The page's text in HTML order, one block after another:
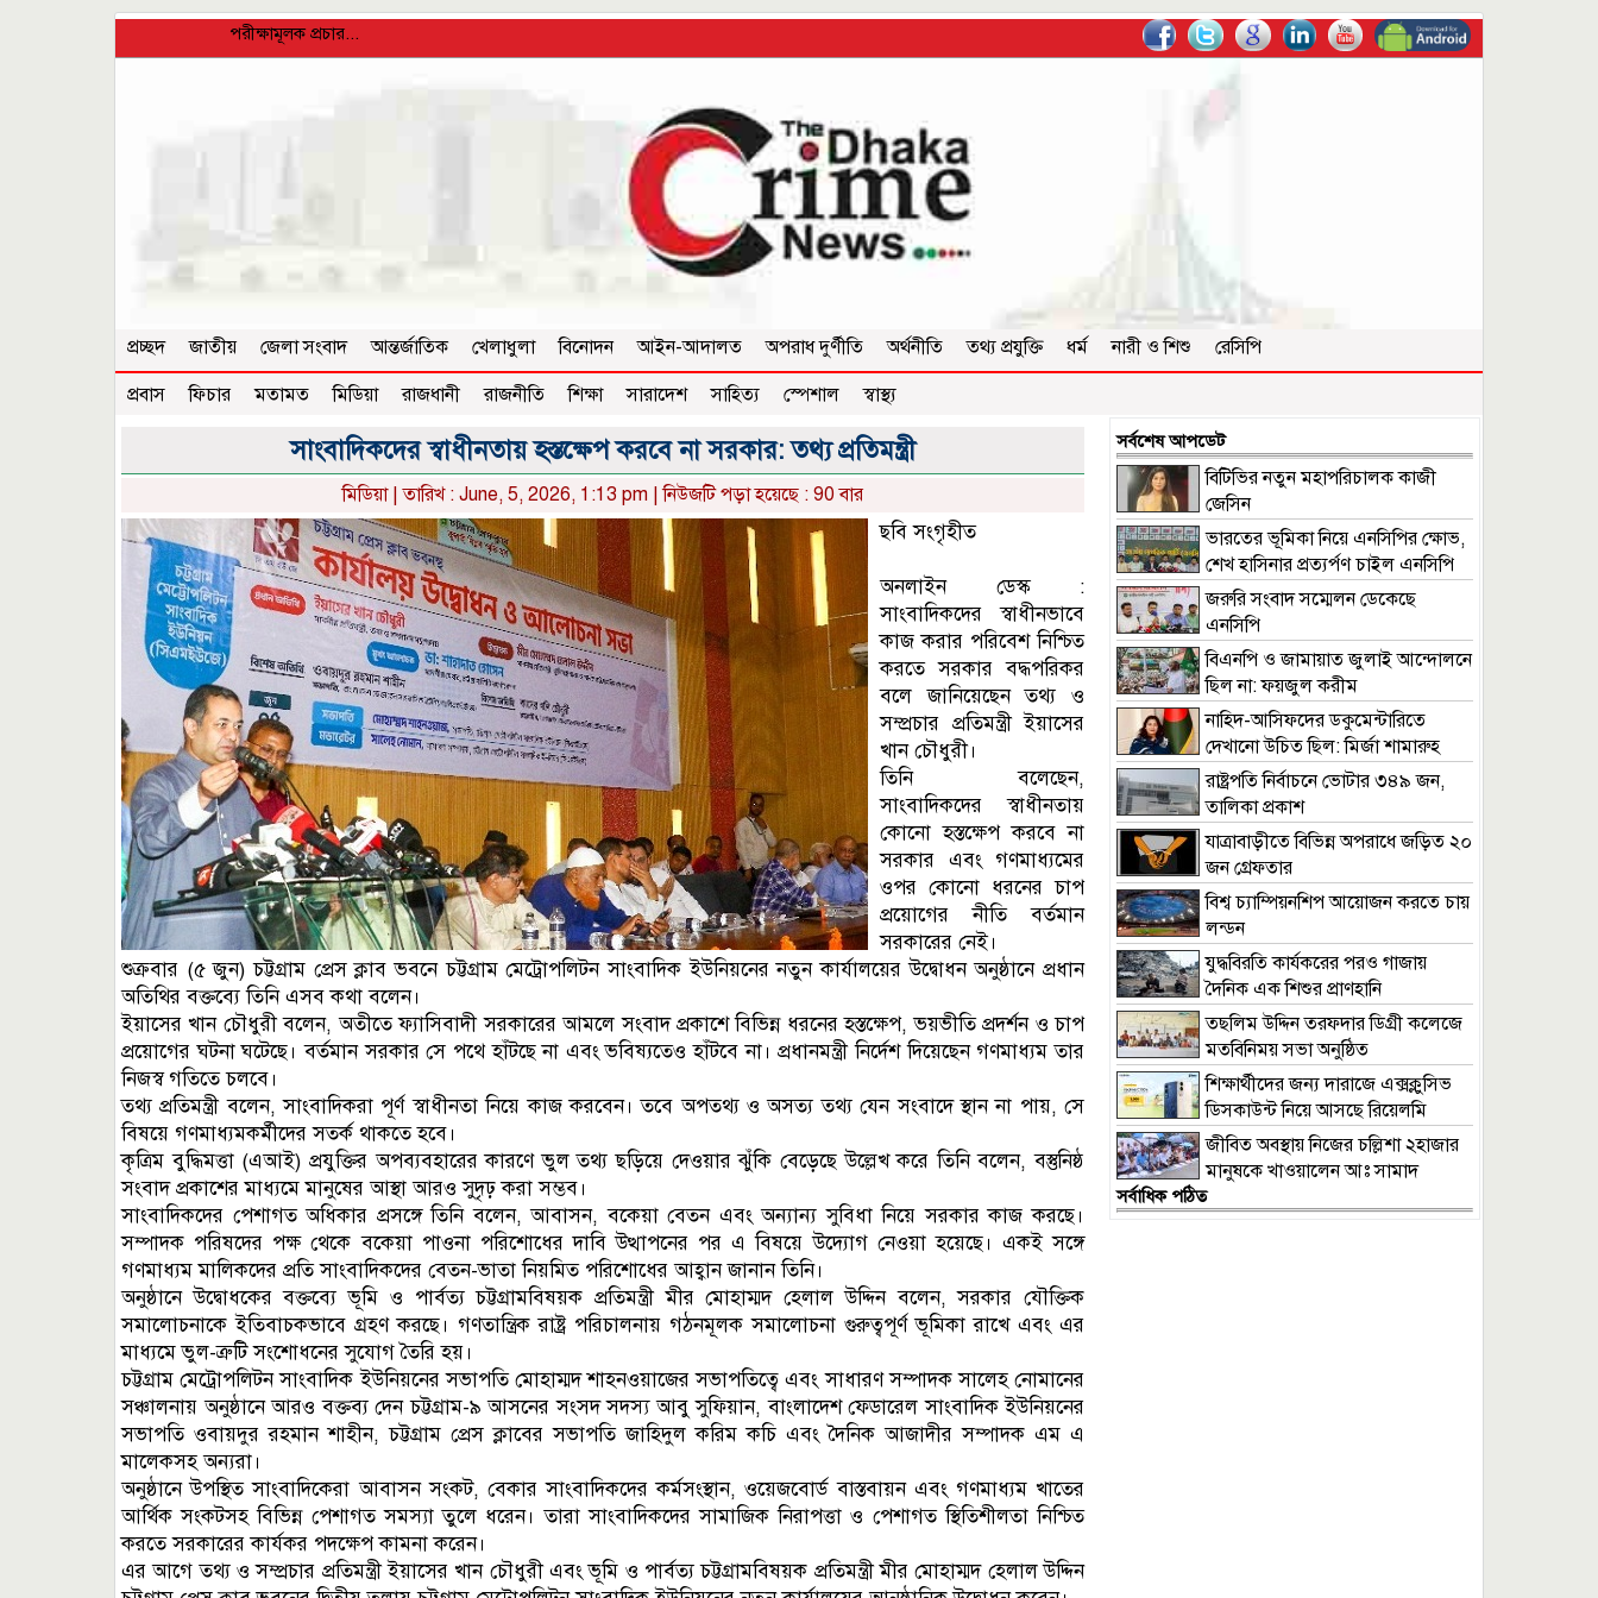
পরীক্ষামূলক প্রচার...
প্রচ্ছদ জাতীয় জেলা সংবাদ আন্তর্জাতিক খেলাধুলা বিনোদন আইন-আদালত অপরাধ দুর্ণীতি অর্থনীতি তথ্য প্রযুক্তি ধর্ম নারী ও শিশু
রেসিপি
প্রবাস
ফিচার মতামত মিডিয়া রাজধানী রাজনীতি শিক্ষা সারাদেশ সাহিত্য স্পেশাল স্বাস্থ্য
সাংবাদিকদের স্বাধীনতায় হস্তক্ষেপ করবে না সরকার: তথ্য প্রতিমন্ত্রী
মিডিয়া| তারিখ : June, 5, 2026, 1:13 pm | নিউজটি পড়া হয়েছে : 90 বার
ছবি সংগৃহীত
অনলাইন ডেস্ক :
সাংবাদিকদের স্বাধীনভাবে
কাজ করার পরিবেশ নিশ্চিত
করতে সরকার বদ্ধপরিকর
বলে জানিয়েছেন তথ্য ও
সম্প্রচার প্রতিমন্ত্রী ইয়াসের
খান চৌধুরী।
তিনি বলেছেন,
সাংবাদিকদের স্বাধীনতায়
কোনো হস্তক্ষেপ করবে না
সরকার এবং গণমাধ্যমের
ওপর কোনো ধরনের চাপ
প্রয়োগের নীতি বর্তমান
সরকারের নেই।
শুক্রবার (৫ জুন) চট্টগ্রাম প্রেস ক্লাব ভবনে চট্টগ্রাম মেট্রোপলিটন সাংবাদিক ইউনিয়নের নতুন কার্যালয়ের উদ্বোধন অনুষ্ঠানে প্রধান
অতিথির বক্তব্যে তিনি এসব কথা বলেন।
ইয়াসের খান চৌধুরী বলেন, অতীতে ফ্যাসিবাদী সরকারের আমলে সংবাদ প্রকাশে বিভিন্ন ধরনের হস্তক্ষেপ, ভয়ভীতি প্রদর্শন ও চাপ
প্রয়োগের ঘটনা ঘটেছে। বর্তমান সরকার সে পথে হাঁটছে না এবং ভবিষ্যতেও হাঁটবে না। প্রধানমন্ত্রী নির্দেশ দিয়েছেন গণমাধ্যম তার
নিজস্ব গতিতে চলবে।
তথ্য প্রতিমন্ত্রী বলেন, সাংবাদিকরা পূর্ণ স্বাধীনতা নিয়ে কাজ করবেন। তবে অপতথ্য ও অসত্য তথ্য যেন সংবাদে স্থান না পায়, সে
বিষয়ে গণমাধ্যমকর্মীদের সতর্ক থাকতে হবে।
কৃত্রিম বুদ্ধিমত্তা (এআই) প্রযুক্তির অপব্যবহারের কারণে ভুল তথ্য ছড়িয়ে দেওয়ার ঝুঁকি বেড়েছে উল্লেখ করে তিনি বলেন, বস্তুনিষ্ঠ
সংবাদ প্রকাশের মাধ্যমে মানুষের আস্থা আরও সুদৃঢ় করা সম্ভব।
সাংবাদিকদের পেশাগত অধিকার প্রসঙ্গে তিনি বলেন, আবাসন, বকেয়া বেতন এবং অন্যান্য সুবিধা নিয়ে সরকার কাজ করছে।
সম্পাদক পরিষদের পক্ষ থেকে বকেয়া পাওনা পরিশোধের দাবি উত্থাপনের পর এ বিষয়ে উদ্যোগ নেওয়া হয়েছে। একই সঙ্গে
গণমাধ্যম মালিকদের প্রতি সাংবাদিকদের বেতন-ভাতা নিয়মিত পরিশোধের আহ্বান জানান তিনি।
অনুষ্ঠানে উদ্বোধকের বক্তব্যে ভূমি ও পার্বত্য চট্টগ্রামবিষয়ক প্রতিমন্ত্রী মীর মোহাম্মদ হেলাল উদ্দিন বলেন, সরকার যৌক্তিক
সমালোচনাকে ইতিবাচকভাবে গ্রহণ করছে। গণতান্ত্রিক রাষ্ট্র পরিচালনায় গঠনমূলক সমালোচনা গুরুত্বপূর্ণ ভূমিকা রাখে এবং এর
মাধ্যমে ভুল-ত্রুটি সংশোধনের সুযোগ তৈরি হয়।
চট্টগ্রাম মেট্রোপলিটন সাংবাদিক ইউনিয়নের সভাপতি মোহাম্মদ শাহনওয়াজের সভাপতিত্বে এবং সাধারণ সম্পাদক সালেহ নোমানের
সঞ্চালনায় অনুষ্ঠানে আরও বক্তব্য দেন চট্টগ্রাম-৯ আসনের সংসদ সদস্য আবু সুফিয়ান, বাংলাদেশ ফেডারেল সাংবাদিক ইউনিয়নের
সভাপতি ওবায়দুর রহমান শাহীন, চট্টগ্রাম প্রেস ক্লাবের সভাপতি জাহিদুল করিম কচি এবং দৈনিক আজাদীর সম্পাদক এম এ
মালেকসহ অন্যরা।
অনুষ্ঠানে উপস্থিত সাংবাদিকেরা আবাসন সংকট, বেকার সাংবাদিকদের কর্মসংস্থান, ওয়েজবোর্ড বাস্তবায়ন এবং গণমাধ্যম খাতের
আর্থিক সংকটসহ বিভিন্ন পেশাগত সমস্যা তুলে ধরেন। তারা সাংবাদিকদের সামাজিক নিরাপত্তা ও পেশাগত স্থিতিশীলতা নিশ্চিত
করতে সরকারের কার্যকর পদক্ষেপ কামনা করেন।
এর আগে তথ্য ও সম্প্রচার প্রতিমন্ত্রী ইয়াসের খান চৌধুরী এবং ভূমি ও পার্বত্য চট্টগ্রামবিষয়ক প্রতিমন্ত্রী মীর মোহাম্মদ হেলাল উদ্দিন
সর্বশেষ আপডেট
বিটিভির নতুন মহাপরিচালক কাজী
জেসিন
ভারতের ভূমিকা নিয়ে এনসিপির ক্ষোভ,
শেখ হাসিনার প্রত্যর্পণ চাইল এনসিপি
জরুরি সংবাদ সম্মেলন ডেকেছে
এনসিপি
বিএনপি ও জামায়াত জুলাই আন্দোলনে
ছিল না: ফয়জুল করীম
নাহিদ-আসিফদের ডকুমেন্টারিতে
দেখানো উচিত ছিল: মির্জা শামারুহ
রাষ্ট্রপতি নির্বাচনে ভোটার ৩৪৯ জন,
তালিকা প্রকাশ
যাত্রাবাড়ীতে বিভিন্ন অপরাধে জড়িত ২০
জন গ্রেফতার
বিশ্ব চ্যাম্পিয়নশিপ আয়োজন করতে চায়
লন্ডন
যুদ্ধবিরতি কার্যকরের পরও গাজায়
দৈনিক এক শিশুর প্রাণহানি
তছলিম উদ্দিন তরফদার ডিগ্রী কলেজে
মতবিনিময় সভা অনুষ্ঠিত
শিক্ষার্থীদের জন্য দারাজে এক্সক্লুসিভ
ডিসকাউন্ট নিয়ে আসছে রিয়েলমি
সি১০০এক্স জীবিত অবস্থায় নিজের চল্লিশা ২হাজার
মানুষকে খাওয়ালেন আঃ সামাদ
সর্বাধিক পঠিত